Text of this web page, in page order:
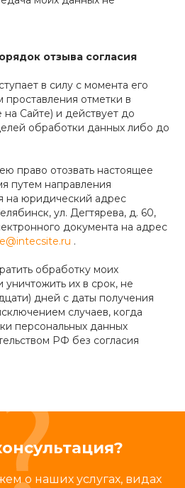
отзыва согласия
в силу с момента его
проставления отметки в
Сайте) и действует до
обработки данных либо до
право отозвать настоящее
путем направления
на юридический адрес
ул. Дегтярева, д. 60,
документа на адрес
.
обработку моих
их в срок, не
дней с даты получения
случаев, когда
персональных данных
РФ без согласия
о наших услугах, видах